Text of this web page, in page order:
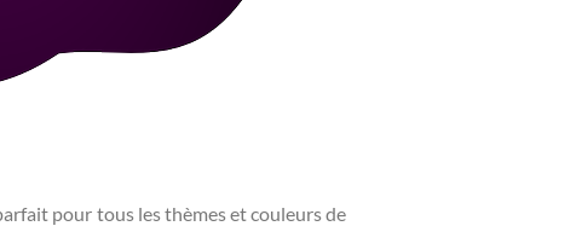
pour tous les thèmes et couleurs de